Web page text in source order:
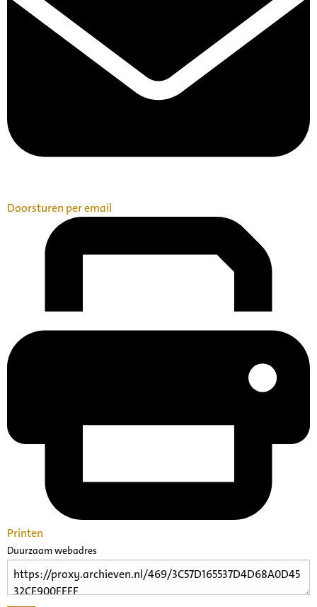
Doorsturen per email
Printen
Duurzaam webadres